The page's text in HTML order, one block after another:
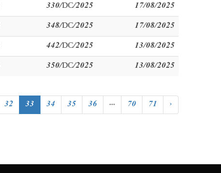
17/08/2025
330/DC/2025
17/08/2025
348/DC/2025
13/08/2025
442/DC/2025
13/08/2025
350/DC/2025
32 33 34 35 36 ... 70 71 ›